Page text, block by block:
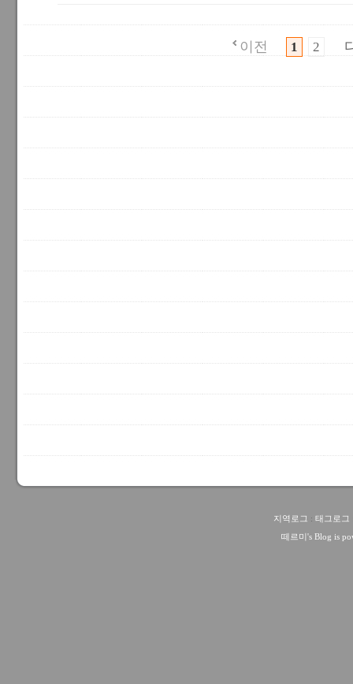
이전 1 2
지역로그 : 태그로그
떼르미's Blog is